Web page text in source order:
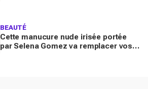
BEAUTÉ
Cette manucure nude irisée portée
par Selena Gomez va remplacer vos